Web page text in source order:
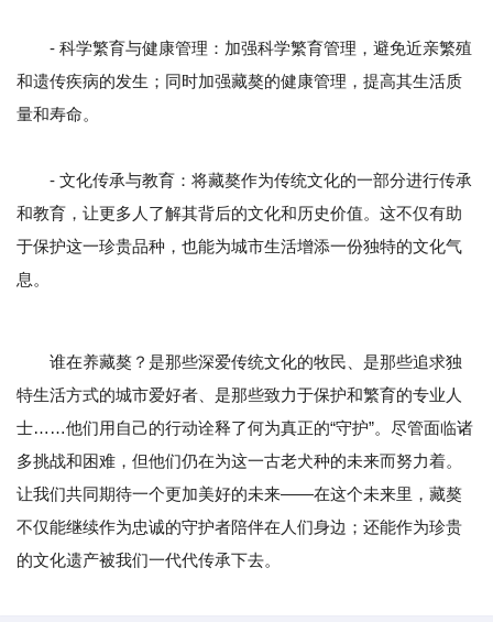
- 科学繁育与健康管理：加强科学繁育管理，避免近亲繁殖
和遗传疾病的发生；同时加强藏獒的健康管理，提高其生活质
量和寿命。
- 文化传承与教育：将藏獒作为传统文化的一部分进行传承
和教育，让更多人了解其背后的文化和历史价值。这不仅有助
于保护这一珍贵品种，也能为城市生活增添一份独特的文化气
息。
谁在养藏獒？是那些深爱传统文化的牧民、是那些追求独
特生活方式的城市爱好者、是那些致力于保护和繁育的专业人
士……他们用自己的行动诠释了何为真正的“守护”。尽管面临诸
多挑战和困难，但他们仍在为这一古老犬种的未来而努力着。
让我们共同期待一个更加美好的未来——在这个未来里，藏獒
不仅能继续作为忠诚的守护者陪伴在人们身边；还能作为珍贵
的文化遗产被我们一代代传承下去。